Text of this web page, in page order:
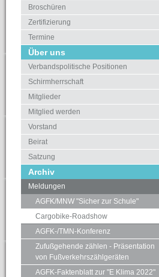
Broschüren
Zertifizierung
Termine
Über uns
Verbandspolitische Positionen
Schirmherrschaft
Mitglieder
Mitglied werden
Vorstand
Beirat
Satzung
Archiv
Meldungen
AGFK/MNW "Sicher zur Schule"
Cargobike-Roadshow
AGFK-/TMN-Konferenz
Zufußgehende zählen - Präsentation
von Fußverkehrszählgeräten
AGFK-Faktenblatt zur "E Klima 2022"